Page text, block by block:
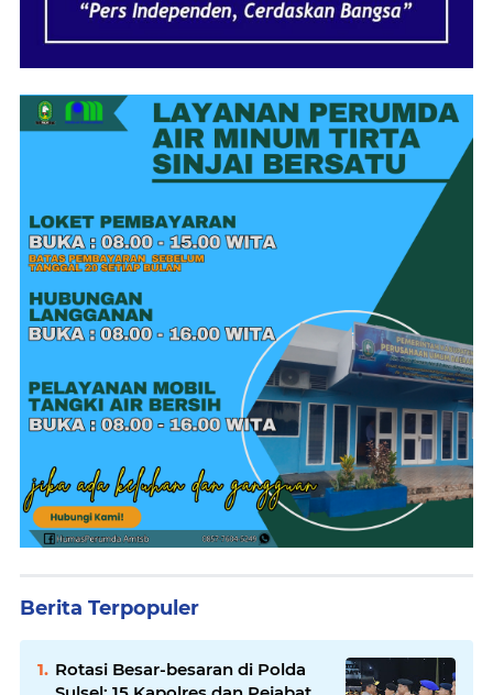
Berita Terpopuler
Rotasi Besar-besaran di Polda